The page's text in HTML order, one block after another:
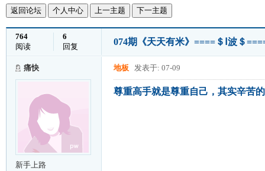
返回论坛 个人中心 上一主题 下一主题
764
阅读
6
回复
074期《天天有米》====＄Ⅰ波＄
痛快
新手上路
地板 发表于: 07-09
尊重高手就是尊重自己，其实辛苦